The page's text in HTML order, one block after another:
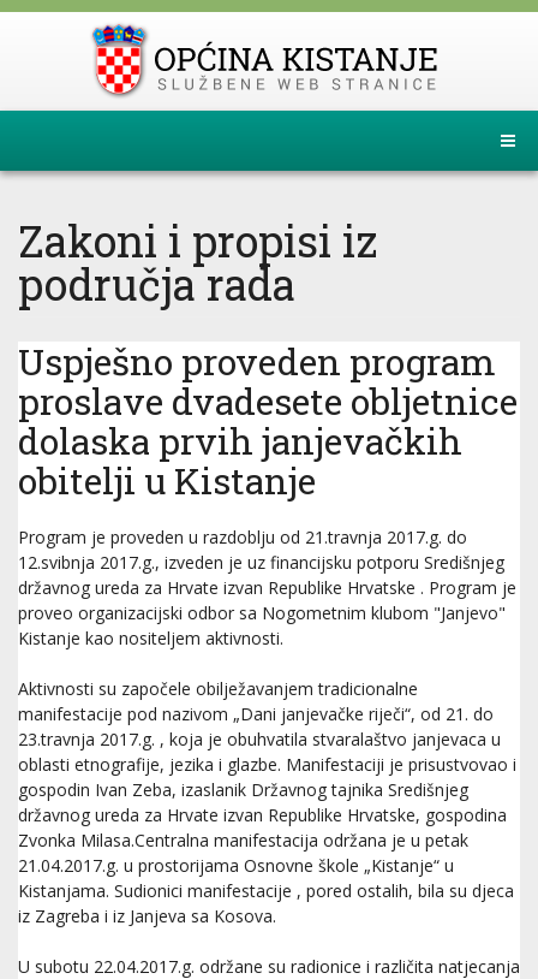
Zakoni i propisi iz
područja rada
Uspješno proveden program
proslave dvadesete obljetnice
dolaska prvih janjevačkih
obitelji u Kistanje
Program je proveden u razdoblju od 21.travnja 2017.g. do
12.svibnja 2017.g., izveden je uz financijsku potporu Središnjeg
državnog ureda za Hrvate izvan Republike Hrvatske . Program je
proveo organizacijski odbor sa Nogometnim klubom "Janjevo"
Kistanje kao nositeljem aktivnosti.
Aktivnosti su započele obilježavanjem tradicionalne
manifestacije pod nazivom „Dani janjevačke riječi“, od 21. do
23.travnja 2017.g. , koja je obuhvatila stvaralaštvo janjevaca u
oblasti etnografije, jezika i glazbe. Manifestaciji je prisustvovao i
gospodin Ivan Zeba, izaslanik Državnog tajnika Središnjeg
državnog ureda za Hrvate izvan Republike Hrvatske, gospodina
Zvonka Milasa.Centralna manifestacija održana je u petak
21.04.2017.g. u prostorijama Osnovne škole „Kistanje“ u
Kistanjama. Sudionici manifestacije , pored ostalih, bila su djeca
iz Zagreba i iz Janjeva sa Kosova.
U subotu 22.04.2017.g. održane su radionice i različita natjecanja